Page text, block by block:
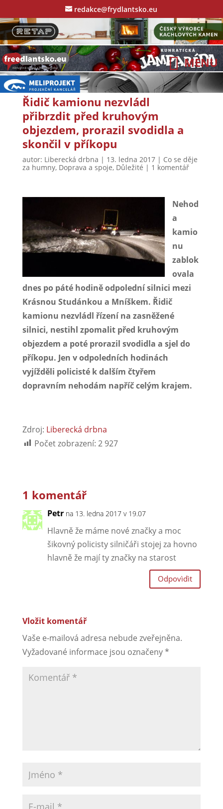
redakce@frydlantsko.eu
Řidič kamionu nezvládl
přibrzdit před kruhovým
objezdem, prorazil svodidla a
skončil v příkopu
autor: Liberecká drbna | 13. ledna 2017| Co se děje
za humny, Doprava a spoje, Důležité | 1 komentář
Nehod
a
kamio
nu
zablok
ovala
dnes po páté hodině odpolední silnici mezi
Krásnou Studánkou a Mníškem. Řidič
kamionu nezvládl řízení na zasněžené
silnici, nestihl zpomalit před kruhovým
objezdem a poté prorazil svodidla a sjel do
příkopu. Jen v odpoledních hodinách
vyjížděli policisté k dalším čtyřem
dopravním nehodám napříč celým krajem.
Zdroj: Liberecká drbna
Počet zobrazení: 2 927
1 komentář
Petr na 13. ledna 2017 v 19.07
Hlavně že máme nové značky a moc
šikovný policisty silničáři stojej za hovno
hlavně že mají ty značky na starost
Odpovìdìt
Vložit komentář
Vaše e-mailová adresa nebude zveřejněna.
Vyžadované informace jsou označeny*